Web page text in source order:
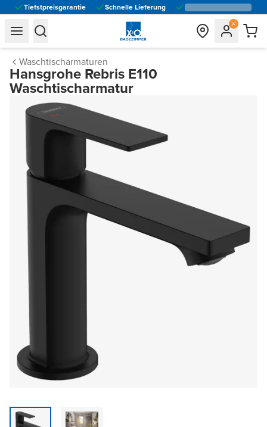
Tiefstpreisgarantie Schnelle Lieferung
general.navigation.toggle_menu.label
general.navigation.toggle_menu.label
Waschtischarmaturen
Hansgrohe Rebris E110
Waschtischarmatur